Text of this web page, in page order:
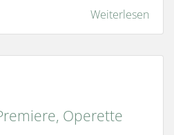
Weiterlesen
Operette